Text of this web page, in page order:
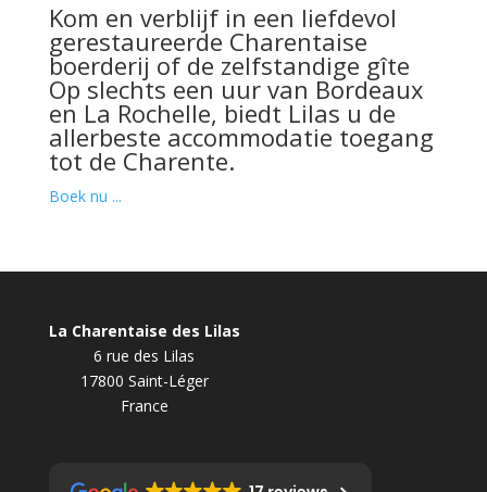
Kom en verblijf in een liefdevol
gerestaureerde Charentaise
boerderij of de zelfstandige gîte
Op slechts een uur van Bordeaux
en La Rochelle, biedt Lilas u de
allerbeste accommodatie toegang
tot de Charente.
Boek nu ...
La Charentaise des Lilas
6 rue des Lilas
17800 Saint-Léger
France